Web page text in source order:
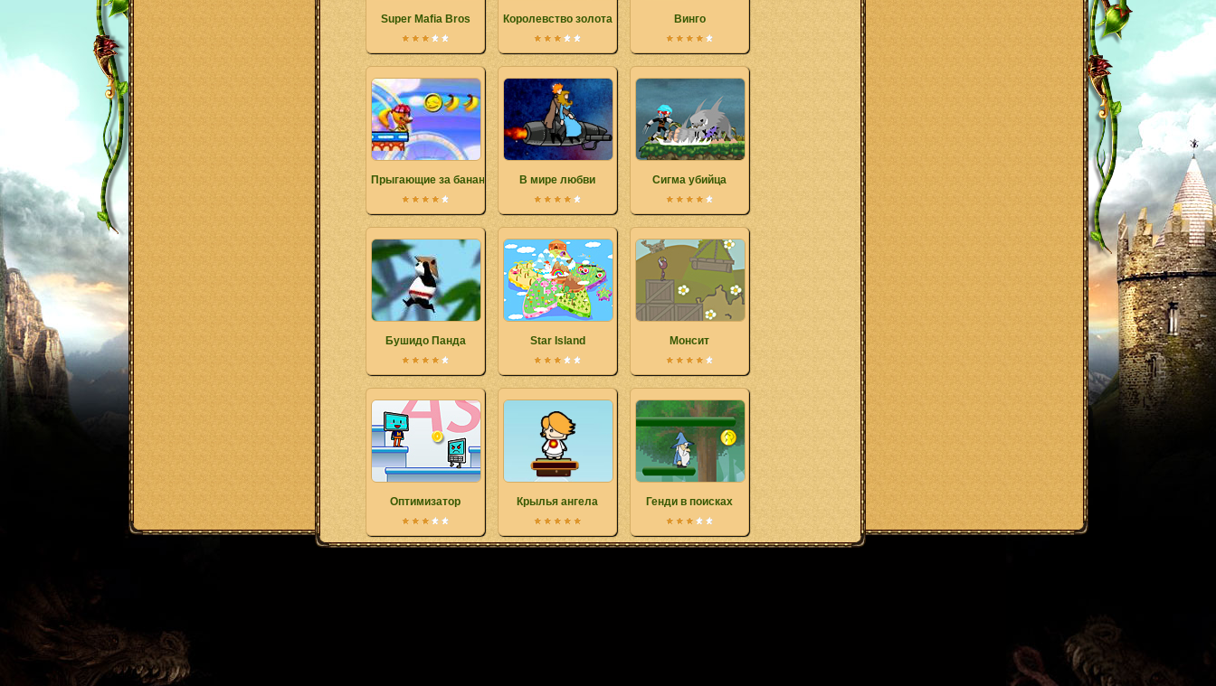
Super Mafia Bros Королевство золота Винго
Прыгающие за бананами В мире любви Сигма убийца
Бушидо Панда Star Island Монсит
Оптимизатор Крылья ангела Генди в поисках